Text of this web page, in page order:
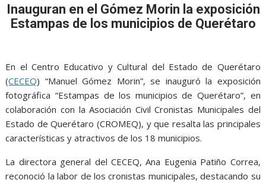
Inauguran en el Gómez Morin la exposición
Estampas de los municipios de Querétaro
En el Centro Educativo y Cultural del Estado de Querétaro
(CECEQ) “Manuel Gómez Morin”, se inauguró la exposición
fotográfica “Estampas de los municipios de Querétaro”, en
colaboración con la Asociación Civil Cronistas Municipales del
Estado de Querétaro (CROMEQ), y que resalta las principales
características y atractivos de los 18 municipios.
La directora general del CECEQ, Ana Eugenia Patiño Correa,
reconoció la labor de los cronistas municipales, destacando su